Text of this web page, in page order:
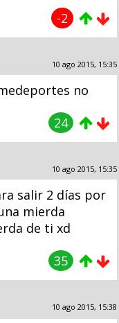
-2
10 ago 2015, 15:35
no
24
10 ago 2015, 15:35
salir 2 días por
mierda
de ti xd
35
10 ago 2015, 15:38